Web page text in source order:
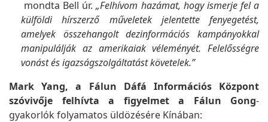
mondta Bell úr.„Felhívom hazámat, hogy ismerje fel a
külföldi hírszerző műveletek jelentette fenyegetést,
amelyek összehangolt dezinformációs kampányokkal
manipulálják az amerikaiak véleményét. Felelősségre
vonást és igazságszolgáltatást követelek.”
Mark Yang, a Fálun Dáfá Információs Központ
szóvivője felhívta a figyelmet a Fálun Gong-
gyakorlók folyamatos üldözésére Kínában: